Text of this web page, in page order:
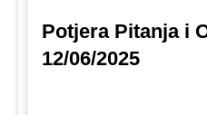
Potjera Pitanja i
12/06/2025